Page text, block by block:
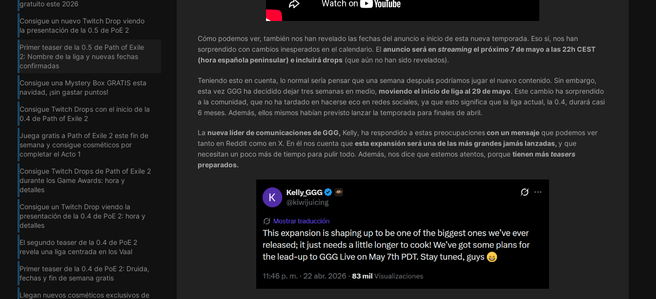
gratuito este 2026
Consigue un nuevo Twitch Drop viendo
la presentación de la 0.5 de PoE 2
Primer teaser de la 0.5 de Path of Exile
2: Nombre de la liga y nuevas fechas
confirmadas
Consigue una Mystery Box GRATIS esta
navidad, ¡sin gastar puntos!
Consigue Twitch Drops con el inicio de la
0.4 de Path of Exile 2
Juega gratis a Path of Exile 2 este fin de
semana y consigue cosméticos por
completar el Acto 1
Consigue Twitch Drops de Path of Exile 2
durante los Game Awards: hora y
detalles
Consigue un Twitch Drop viendo la
presentación de la 0.4 de PoE 2: hora y
detalles
El segundo teaser de la 0.4 de PoE 2
revela una liga centrada en los Vaal
Primer teaser de la 0.4 de PoE 2: Druida,
fechas y fin de semana gratis
Llegan nuevos cosméticos exclusivos de
Cómo podemos ver, también nos han revelado las fechas del anuncio e inicio de esta nueva temporada. Eso sí, nos han
sorprendido con cambios inesperados en el calendario. El anuncio será en streamingel próximo 7 de mayo a las 22h CEST
(hora española peninsular) e incluirá drops (que aún no han sido revelados).
Teniendo esto en cuenta, lo normal sería pensar que una semana después podríamos jugar el nuevo contenido. Sin embargo,
esta vez GGG ha decidido dejar tres semanas en medio, moviendo el inicio de liga al 29 de mayo. Este cambio ha sorprendido
a la comunidad, que no ha tardado en hacerse eco en redes sociales, ya que esto significa que la liga actual, la 0.4, durará casi
6 meses. Además, ellos mismos habían previsto lanzar la temporada para finales de abril.
La nueva líder de comunicaciones de GGG, Kelly, ha respondido a estas preocupacionescon un mensaje que podemos ver
tanto en Reddit como en X. En él nos cuenta que esta expansión será una de las más grandes jamás lanzadas, y que
necesitan un poco más de tiempo para pulir todo. Además, nos dice que estemos atentos, porque tienen másteasers
preparados.